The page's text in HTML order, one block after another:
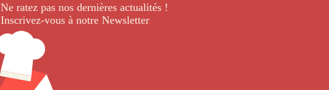
Ne ratez pas nos dernièresactualités !
Inscrivez-vous à notre Newsletter.